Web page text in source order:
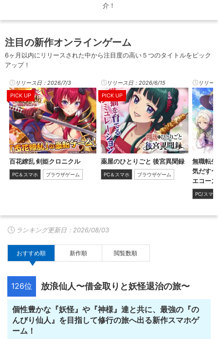
介！
注目の新作オンラインゲーム
6ヶ月以内にリリースされた中から注目度の高い５つのタイトルをピック
アップ！
リリース日：2026/7/3
PICK UP
百花繚乱 剣姫クロニクル
PC＆スマホ ブラウザゲーム
リリース日：2026/6/15
PICK UP
薬屋のひとりごと 後宮異聞録
PC＆スマホ ブラウザゲーム
リリー
無職転
気だす
エコーズ
PC/スマホ
ランキング更新日： 2026/08/03
おすすめ順 新作順 閲覧数順
126位 放浪仙人〜借金取りと妖怪退治の旅〜
個性豊かな『妖怪』や『神様』達と共に、最強の『の
んびり仙人』を目指して修行の旅へ出る新作スマホゲ
ーム！